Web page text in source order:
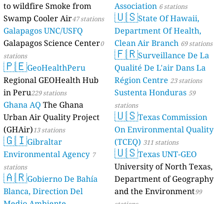
to wildfire Smoke from
Swamp Cooler Air47 stations
Galapagos UNC/USFQ
Galapagos Science Center0
stations
🇵🇪GeoHealthPeru
Regional GEOHealth Hub
in Peru229 stations
Ghana AQ The Ghana
Urban Air Quality Project
(GHAir)13 stations
🇬🇮Gibraltar
Environmental Agency 7
stations
🇦🇷Gobierno De Bahía
Blanca, Direction Del
Association 6 stations
🇺🇸State Of Hawaii,
Department Of Health,
Clean Air Branch 69 stations
🇫🇷Surveillance De La
Qualité De L'air Dans La
Région Centre 23 stations
Sustenta Honduras 59
stations
🇺🇸Texas Commission
On Environmental Quality
(TCEQ) 311 stations
🇺🇸Texas UNT-GEO
University of North Texas,
Department of Geography
and the Environment99